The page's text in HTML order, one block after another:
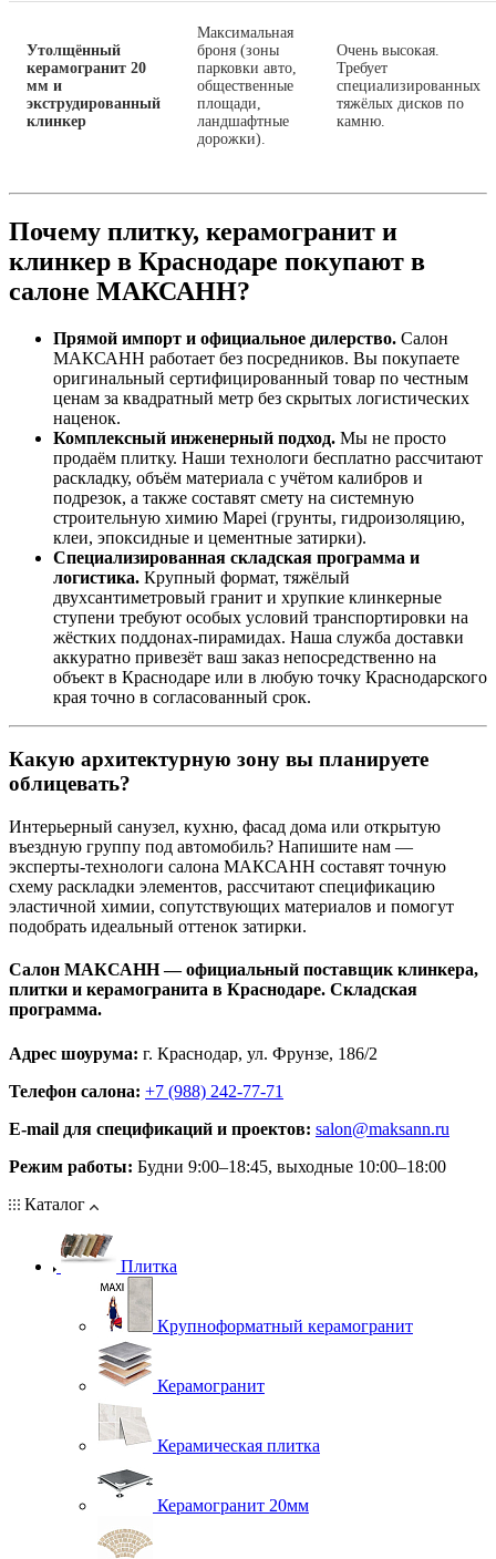
Утолщённый
керамогранит 20
мм и
экструдированный
клинкер
Максимальная
броня (зоны
парковки авто,
общественные
площади,
ландшафтные
дорожки).
Очень высокая.
Требует
специализированных
тяжёлых дисков по
камню.
Почему плитку, керамогранит и
клинкер в Краснодаре покупают в
салоне МАКСАНН?
Прямой импорт и официальное дилерство. Салон
МАКСАНН работает без посредников. Вы покупаете
оригинальный сертифицированный товар по честным
ценам за квадратный метр без скрытых логистических
наценок.
Комплексный инженерный подход. Мы не просто
продаём плитку. Наши технологи бесплатно рассчитают
раскладку, объём материала с учётом калибров и
подрезок, а также составят смету на системную
строительную химию Mapei (грунты, гидроизоляцию,
клеи, эпоксидные и цементные затирки).
Специализированная складская программа и
логистика. Крупный формат, тяжёлый
двухсантиметровый гранит и хрупкие клинкерные
ступени требуют особых условий транспортировки на
жёстких поддонах‑пирамидах. Наша служба доставки
аккуратно привезёт ваш заказ непосредственно на
объект в Краснодаре или в любую точку Краснодарского
края точно в согласованный срок.
Какую архитектурную зону вы планируете
облицевать?
Интерьерный санузел, кухню, фасад дома или открытую
въездную группу под автомобиль? Напишите нам —
эксперты‑технологи салона МАКСАНН составят точную
схему раскладки элементов, рассчитают спецификацию
эластичной химии, сопутствующих материалов и помогут
подобрать идеальный оттенок затирки.
Салон МАКСАНН — официальный поставщик клинкера,
плитки и керамогранита в Краснодаре. Складская
программа.
Адрес шоурума: г. Краснодар, ул. Фрунзе, 186/2
Телефон салона: +7 (988) 242-77-71
E‑mail для спецификаций и проектов: salon@maksann.ru
Режим работы: Будни 9:00–18:45, выходные 10:00–18:00
Каталог
Плитка
Крупноформатный керамогранит
Керамогранит
Керамическая плитка
Керамогранит 20мм